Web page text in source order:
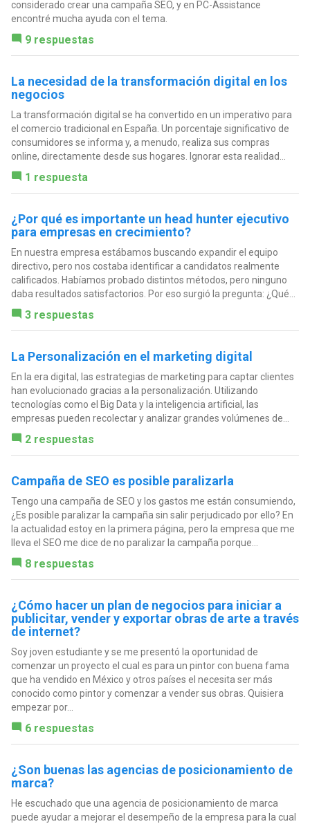
considerado crear una campaña SEO, y en PC-Assistance
encontré mucha ayuda con el tema.
9 respuestas
La necesidad de la transformación digital en los
negocios
La transformación digital se ha convertido en un imperativo para
el comercio tradicional en España. Un porcentaje significativo de
consumidores se informa y, a menudo, realiza sus compras
online, directamente desde sus hogares. Ignorar esta realidad...
1 respuesta
¿Por qué es importante un head hunter ejecutivo
para empresas en crecimiento?
En nuestra empresa estábamos buscando expandir el equipo
directivo, pero nos costaba identificar a candidatos realmente
calificados. Habíamos probado distintos métodos, pero ninguno
daba resultados satisfactorios. Por eso surgió la pregunta: ¿Qué...
3 respuestas
La Personalización en el marketing digital
En la era digital, las estrategias de marketing para captar clientes
han evolucionado gracias a la personalización. Utilizando
tecnologías como el Big Data y la inteligencia artificial, las
empresas pueden recolectar y analizar grandes volúmenes de...
2 respuestas
Campaña de SEO es posible paralizarla
Tengo una campaña de SEO y los gastos me están consumiendo,
¿Es posible paralizar la campaña sin salir perjudicado por ello? En
la actualidad estoy en la primera página, pero la empresa que me
lleva el SEO me dice de no paralizar la campaña porque...
8 respuestas
¿Cómo hacer un plan de negocios para iniciar a
publicitar, vender y exportar obras de arte a través
de internet?
Soy joven estudiante y se me presentó la oportunidad de
comenzar un proyecto el cual es para un pintor con buena fama
que ha vendido en México y otros países el necesita ser más
conocido como pintor y comenzar a vender sus obras. Quisiera
empezar por...
6 respuestas
¿Son buenas las agencias de posicionamiento de
marca?
He escuchado que una agencia de posicionamiento de marca
puede ayudar a mejorar el desempeño de la empresa para la cual